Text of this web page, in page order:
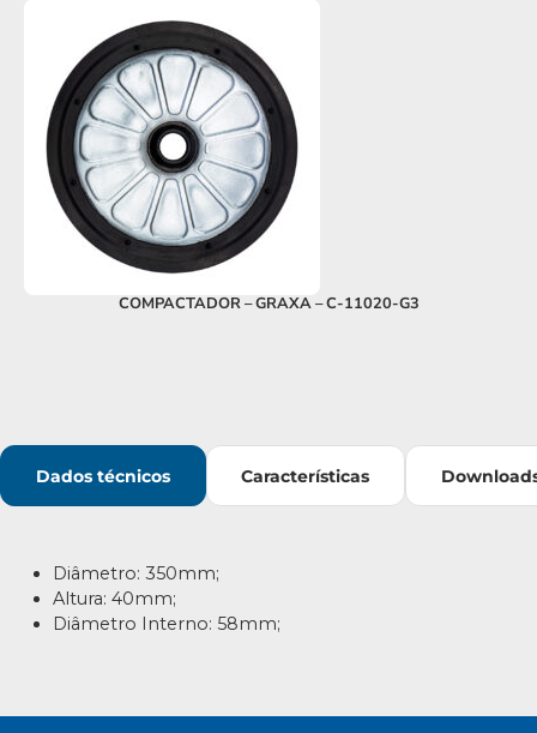
COMPACTADOR – GRAXA – C-11020-G3
Dados técnicos Características
Diâmetro: 350mm;
Altura: 40mm;
Diâmetro Interno: 58mm;